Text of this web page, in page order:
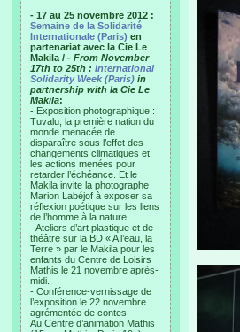
- 17 au 25 novembre 2012 :
Semaine de la Solidarité
Internationale (Paris) en
partenariat avec la Cie Le
Makila / - From November
17th to 25th : International
Solidarity Week (Paris) in
partnership with la Cie Le
Makila:
- Exposition photographique :
Tuvalu, la première nation du
monde menacée de
disparaître sous l’effet des
changements climatiques et
les actions menées pour
retarder l’échéance. Et le
Makila invite la photographe
Marion Labéjof à exposer sa
réflexion poétique sur les liens
de l’homme à la nature.
- Ateliers d’art plastique et de
théâtre sur la BD « A l’eau, la
Terre » par le Makila pour les
enfants du Centre de Loisirs
Mathis le 21 novembre après-
midi.
- Conférence-vernissage de
l’exposition le 22 novembre
agrémentée de contes.
Au Centre d’animation Mathis